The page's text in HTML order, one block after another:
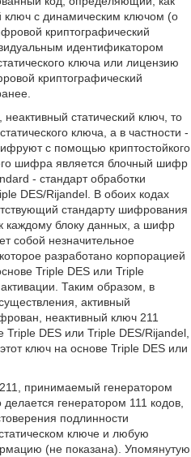
ключ с динамическим ключом (о
криптографический
идентификатором
ключа или лицензию
криптографический
статический ключ, то
ключа, а в частности -
с помощью криптостойкого
шифра является блочный шифр
- стандарт обработки
DES/Rijandel. В обоих кодах
стандарту шифрования
каждому блоку данных, а шифр
собой незначительное
разработано корпорацией
Triple DES или Triple
Таким образом, в
активный
неактивный ключ 211
DES или Triple DES/Rijandel,
ключ на основе Triple DES или
принимаемый генератором
генератором 111 кодов,
подлинности
ключе и любую
(не показана). Упомянутую